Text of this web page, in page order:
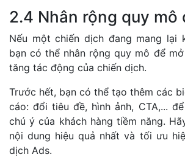
2.4 Nhân rộng quy mô
Nếu một chiến dịch đang mang lại
bạn có thể nhân rộng quy mô để
tăng tác động của chiến dịch.
Trước hết, bạn có thể tạo thêm các
cáo: đổi tiêu đề, hình ảnh, CTA,...
chú ý của khách hàng tiềm năng.
nội dung hiệu quả nhất và tối ưu
dịch Ads.